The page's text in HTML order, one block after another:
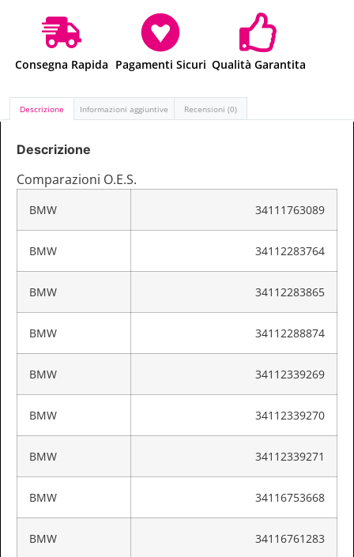
Consegna Rapida Pagamenti Sicuri Qualità Garantita
Descrizione Informazioni aggiuntive Recensioni (0)
Descrizione
Comparazioni O.E.S.
BMW 34111763089
BMW 34112283764
BMW 34112283865
BMW 34112288874
BMW 34112339269
BMW 34112339270
BMW 34112339271
BMW 34116753668
BMW 34116761283